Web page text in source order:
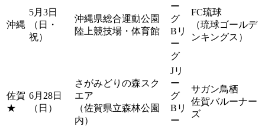
沖縄
5月3日
（日・
祝）
沖縄県総合運動公園
陸上競技場・体育館
ー
グ
Bリ
ー
グ
FC琉球
（琉球ゴールデ
ンキングス）
佐賀
★
6月28日
（日）
さがみどりの森スク
エア
（佐賀県立森林公園
内）
Jリ
ー
グ
Bリ
ー
サガン鳥栖
佐賀バルーナー
ズ